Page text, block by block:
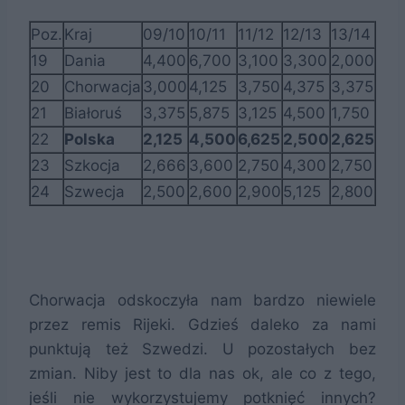
Poz. Kraj 09/10 10/11 11/12 12/13 13/14
19
Dania 4,400 6,700 3,100 3,300 2,000
20
Chorwacja 3,000 4,125 3,750 4,375 3,375
21
Białoruś 3,375 5,875 3,125 4,500 1,750
22
Polska 2,125 4,500 6,625 2,500 2,625
23
Szkocja 2,666 3,600 2,750 4,300 2,750
24
Szwecja 2,500 2,600 2,900 5,125 2,800
Chorwacja odskoczyła nam bardzo niewiele
przez remis Rijeki. Gdzieś daleko za nami
punktują też Szwedzi. U pozostałych bez
zmian. Niby jest to dla nas ok, ale co z tego,
jeśli nie wykorzystujemy potknięć innych?